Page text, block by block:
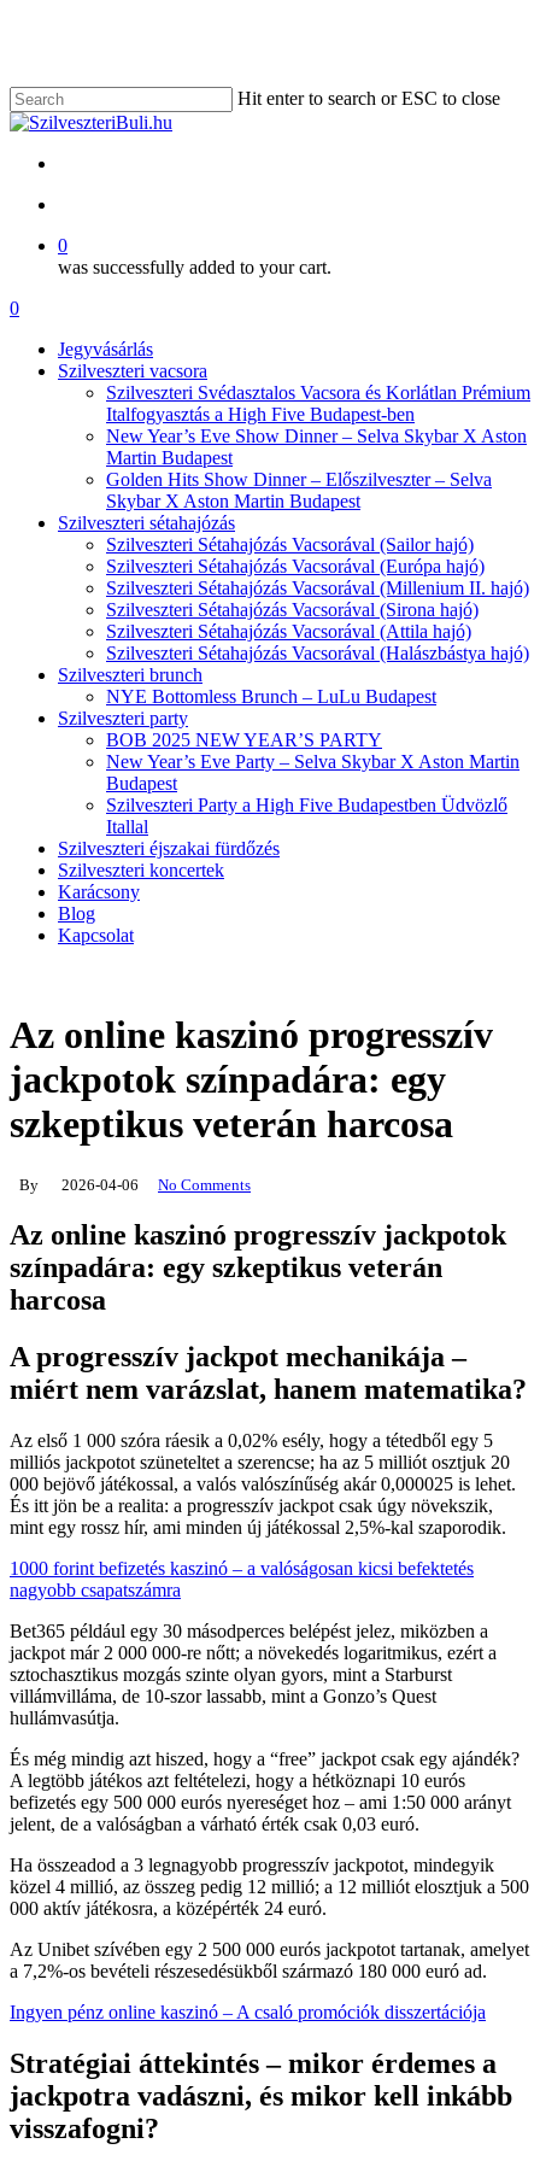
content
Hit enter to search or ESC to close
Close
0
was successfully added to your cart.
Menu
account
0
Jegyvásárlás
Szilveszteri vacsora
Szilveszteri Svédasztalos Vacsora és Korlátlan Prémium
Italfogyasztás a High Five Budapest-ben
New Year’s Eve Show Dinner – Selva Skybar X Aston
Martin Budapest
Golden Hits Show Dinner – Előszilveszter – Selva
Skybar X Aston Martin Budapest
Szilveszteri sétahajózás
Szilveszteri Sétahajózás Vacsorával (Sailor hajó)
Szilveszteri Sétahajózás Vacsorával (Európa hajó)
Szilveszteri Sétahajózás Vacsorával (Millenium II. hajó)
Szilveszteri Sétahajózás Vacsorával (Sirona hajó)
Szilveszteri Sétahajózás Vacsorával (Attila hajó)
Szilveszteri Sétahajózás Vacsorával (Halászbástya hajó)
Szilveszteri brunch
NYE Bottomless Brunch – LuLu Budapest
Szilveszteri party
BOB 2025 NEW YEAR’S PARTY
New Year’s Eve Party – Selva Skybar X Aston Martin
Budapest
Szilveszteri Party a High Five Budapestben Üdvözlő
Itallal
Szilveszteri éjszakai fürdőzés
Szilveszteri koncertek
Karácsony
Blog
Kapcsolat
Az online kaszinó progresszív
jackpotok színpadára: egy
szkeptikus veterán harcosa
By 2026-04-06 No Comments
Az online kaszinó progresszív jackpotok
színpadára: egy szkeptikus veterán
harcosa
A progresszív jackpot mechanikája –
miért nem varázslat, hanem matematika?
Az első 1 000 szóra ráesik a 0,02% esély, hogy a tétedből egy 5
milliós jackpotot szüneteltet a szerencse; ha az 5 milliót osztjuk 20
000 bejövő játékossal, a valós valószínűség akár 0,000025 is lehet.
És itt jön be a realita: a progresszív jackpot csak úgy növekszik,
mint egy rossz hír, ami minden új játékossal 2,5%-kal szaporodik.
1000 forint befizetés kaszinó – a valóságosan kicsi befektetés
nagyobb csapatszámra
Bet365 például egy 30 másodperces belépést jelez, miközben a
jackpot már 2 000 000-re nőtt; a növekedés logaritmikus, ezért a
sztochasztikus mozgás szinte olyan gyors, mint a Starburst
villámvilláma, de 10‑szor lassabb, mint a Gonzo’s Quest
hullámvasútja.
És még mindig azt hiszed, hogy a “free” jackpot csak egy ajándék?
A legtöbb játékos azt feltételezi, hogy a hétköznapi 10 eurós
befizetés egy 500 000 eurós nyereséget hoz – ami 1:50 000 arányt
jelent, de a valóságban a várható érték csak 0,03 euró.
Ha összeadod a 3 legnagyobb progresszív jackpotot, mindegyik
közel 4 millió, az összeg pedig 12 millió; a 12 milliót elosztjuk a 500
000 aktív játékosra, a középérték 24 euró.
Az Unibet szívében egy 2 500 000 eurós jackpotot tartanak, amelyet
a 7,2%-os bevételi részesedésükből származó 180 000 euró ad.
Ingyen pénz online kaszinó – A csaló promóciók disszertációja
Stratégiai áttekintés – mikor érdemes a
jackpotra vadászni, és mikor kell inkább
visszafogni?